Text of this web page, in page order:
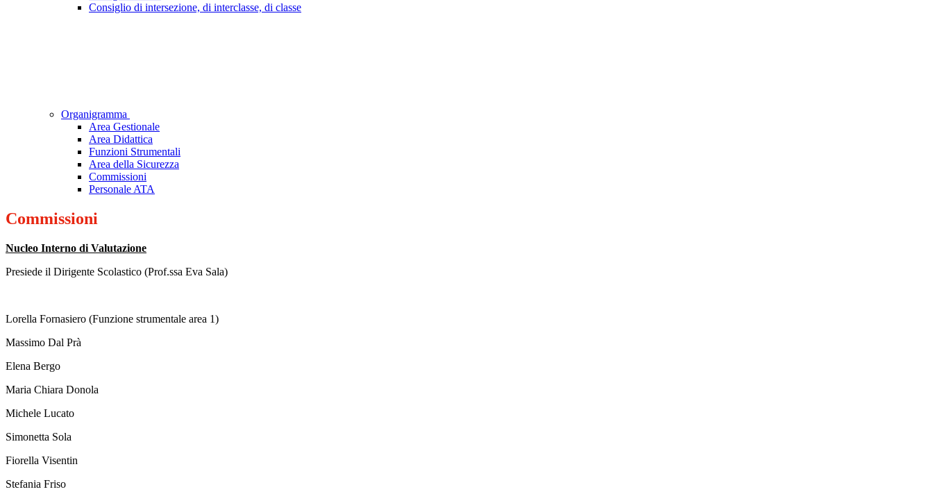
Consiglio di intersezione, di interclasse, di classe
Organigramma
Area Gestionale
Area Didattica
Funzioni Strumentali
Area della Sicurezza
Commissioni
Personale ATA
Commissioni
Nucleo Interno di Valutazione
Presiede il Dirigente Scolastico (Prof.ssa Eva Sala)
Lorella Fornasiero (Funzione strumentale area 1)
Massimo Dal Prà
Elena Bergo
Maria Chiara Donola
Michele Lucato
Simonetta Sola
Fiorella Visentin
Stefania Friso